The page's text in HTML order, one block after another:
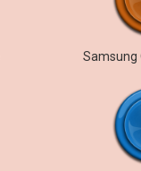
Samsung